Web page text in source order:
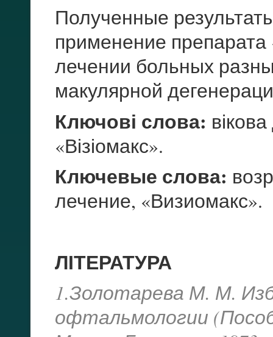
Полученные
применение
лечении больных
макулярной
Ключові слова:
«Візіомакс».
Ключевые слова:
лечение, «Визиомакс».
ЛІТЕРАТУРА
1.Золотарева М. М.
офтальмологии